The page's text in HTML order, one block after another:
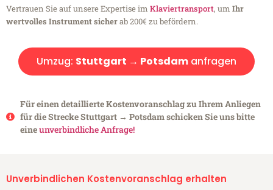
Vertrauen Sie auf unsere Expertise im Klaviertransport, um Ihr
wertvolles Instrument sicherab 200€ zu befördern.
Umzug: Stuttgart → Potsdam anfragen
Für einen detaillierte Kostenvoranschlag zu Ihrem Anliegen
für die Strecke Stuttgart → Potsdam schicken Sie uns bitte
eineunverbindliche Anfrage!
Unverbindlichen Kostenvoranschlag erhalten